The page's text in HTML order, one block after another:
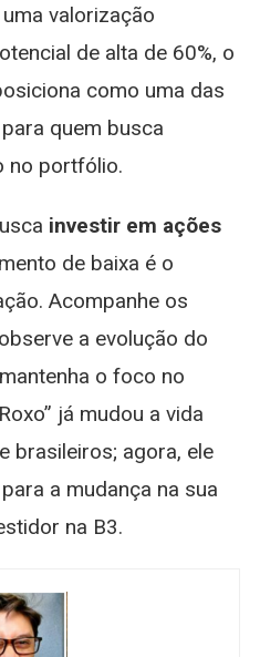
valorização
de alta de 60%, o
como uma das
quem busca
no portfólio.
investir em ações
de baixa é o
Acompanhe os
a evolução do
o foco no
já mudou a vida
brasileiros; agora, ele
a mudança na sua
na B3.